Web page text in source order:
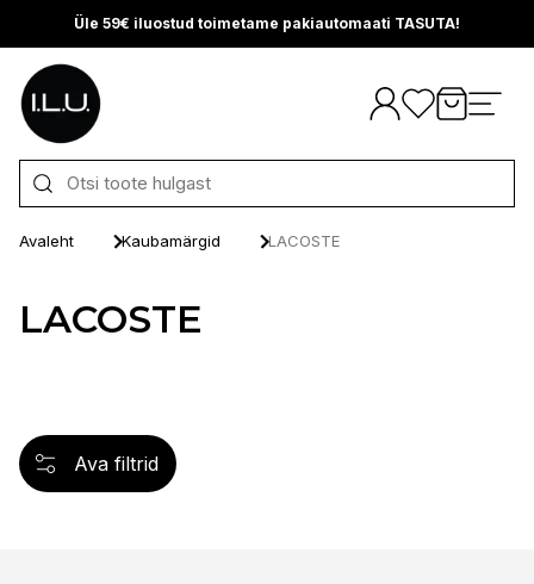
Üle 59€ iluostud toimetame pakiautomaati TASUTA!
Otse sisu juurde
Avaleht Kaubamärgid LACOSTE
LACOSTE
Ava filtrid